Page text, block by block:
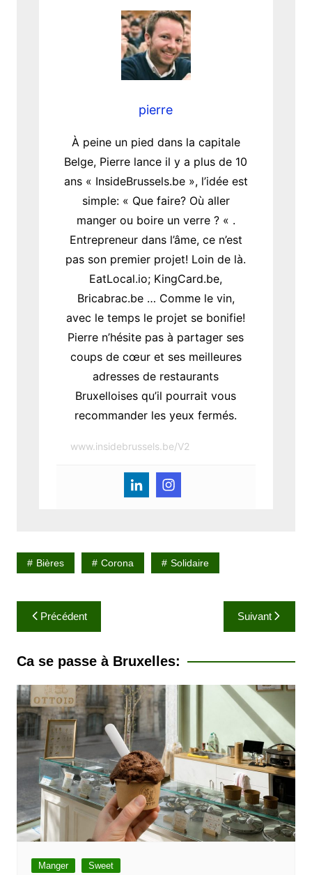
pierre
À peine un pied dans la capitale
Belge, Pierre lance il y a plus de 10
ans « InsideBrussels.be », l’idée est
simple: « Que faire? Où aller
manger ou boire un verre ? « .
Entrepreneur dans l’âme, ce n’est
pas son premier projet! Loin de là.
EatLocal.io; KingCard.be,
Bricabrac.be … Comme le vin,
avec le temps le projet se bonifie!
Pierre n’hésite pas à partager ses
coups de cœur et ses meilleures
adresses de restaurants
Bruxelloises qu’il pourrait vous
recommander les yeux fermés.
www.insidebrussels.be/V2
Bières Corona Solidaire
a
v
g
a
t
i
o
n
d
e
Précédent Suivant
Ca se passe à Bruxelles:
Manger Sweet